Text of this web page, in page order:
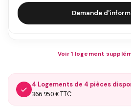
Demande
Voir 1 logement
4 Logements de 4 pièces
366 950 €TTC